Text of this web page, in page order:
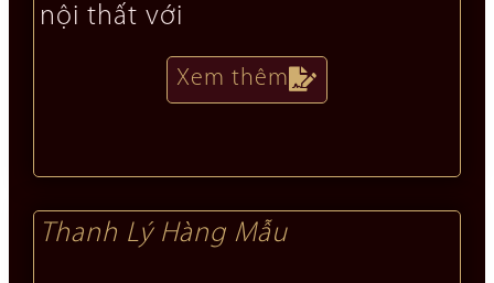
nội thất với
Xem thêm
Thanh Lý Hàng Mẫu